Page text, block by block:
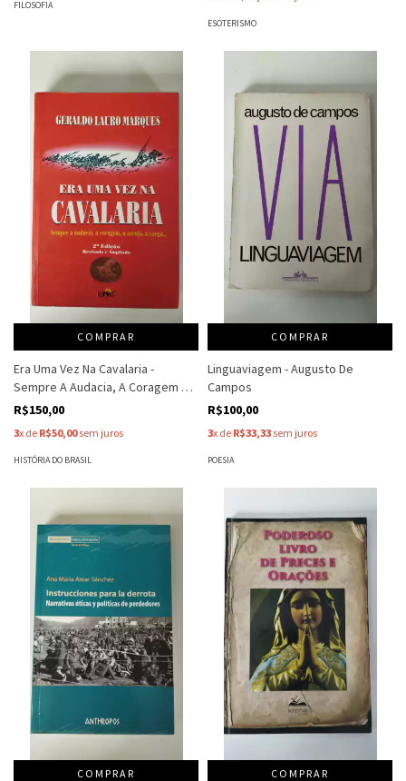
FILOSOFIA
ESOTERISMO
COMPRAR
Era Uma Vez Na Cavalaria -
Sempre A Audacia, A Coragem O
Arrojo... - Geraldo Lauro Marques
R$150,00
3x de R$50,00sem juros
HISTÓRIA DO BRASIL
COMPRAR
Linguaviagem - Augusto De
Campos
R$100,00
3x de R$33,33 sem juros
POESIA
COMPRAR COMPRAR